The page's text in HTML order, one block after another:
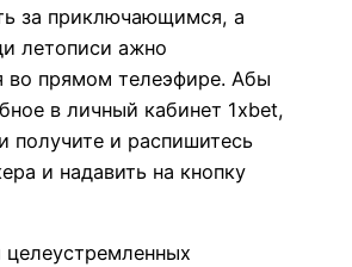
за приключающимся, а
летописи ажно
во прямом телеэфире. Абы
в личный кабинет 1xbet,
получите и распишитесь
и надавить на кнопку